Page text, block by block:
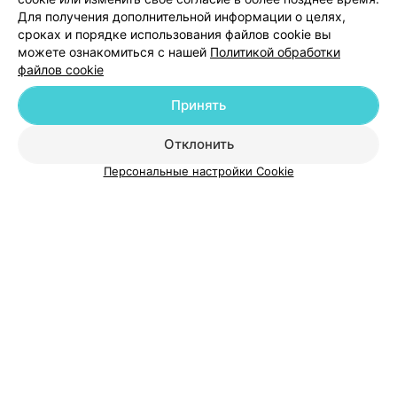
Добавить специалиста
О проекте Новости проекта
Размещение рекламы
Медицинский маркетинг
Публичный договор
Пользовательское соглашение
Способы оплаты
Для получения дополнительной информации о целях,
сроках и порядке использования файлов cookie вы
можете ознакомиться с нашей Политикой обработки
файлов cookie
Отклонить
Принять
Персональные настройки Cookie